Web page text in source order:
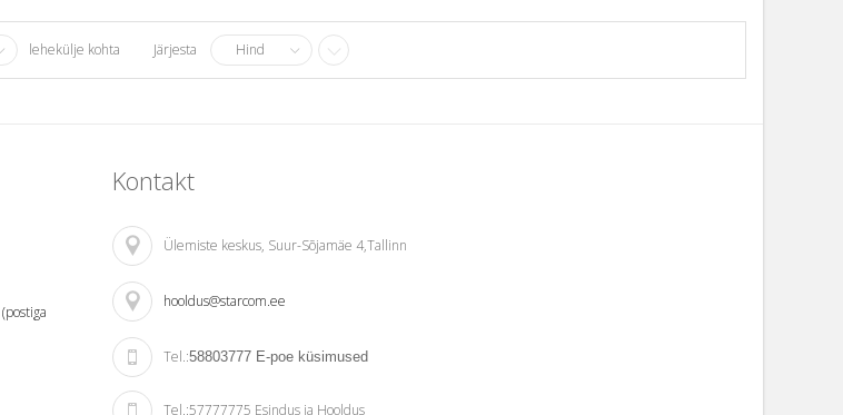
lehekülje kohta Järjesta Hind
Kontakt
Ülemiste keskus, Suur-Sõjamäe 4,Tallinn
hooldus@starcom.ee
Tel.:58803777 E-poe küsimused
Tel.:57777775 Esindus ja Hooldus